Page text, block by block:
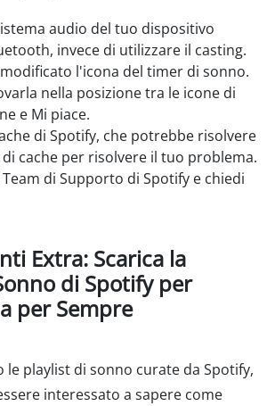
audio del tuo dispositivo
invece di utilizzare il casting.
l'icona del timer di sonno.
nella posizione tra le icone di
e Mi piace.
di Spotify, che potrebbe risolvere
cache per risolvere il tuo problema.
di Supporto di Spotify e chiedi
Extra: Scarica la
di Spotify per
per Sempre
le playlist di sonno curate da Spotify,
interessato a sapere come